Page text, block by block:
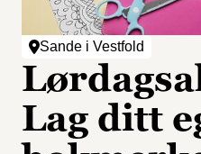
Sande i Vestfold
Lag ditt